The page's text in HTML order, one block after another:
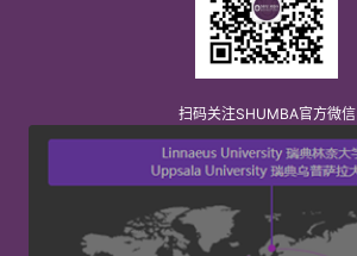
扫码关注SHUMBA官方微信